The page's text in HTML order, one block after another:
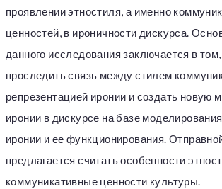
проявлении этностиля, а именно
ценностей, в ироничности дискурса.
данного исследования заключается в
проследить связь между стилем
репрезентацией иронии и создать новую
иронии в дискурсе на базе
иронии и ее функционирования.
предлагается считать особенности
коммуникативные ценности культуры.